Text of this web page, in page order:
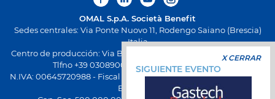
OMAL S.p.A. Società Benefit
Sedes centrales: Via Ponte Nuovo 11, Rodengo Saiano (Brescia)
Italia
Centro de producción: Via Brognolo 12, Passirano (Brescia) Italia
Tlfno +39 0308900145 Fax +39 0308900423
N.IVA: 00645720988 - Fiscal Code: 01661640175 - Inscripción REA
BS-258271
X CERRAR
SIGUIENTE EVENTO